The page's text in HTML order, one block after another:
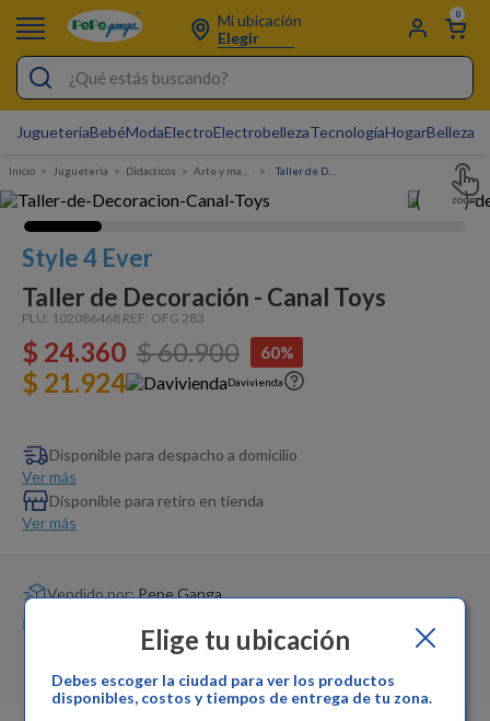
Mi ubicación
Elegir
0
¿Qué estás buscando?
JugueteriaBebéModaElectroElectrobellezaTecnologíaHogarBelleza
Elige tu ubicación
Debes escoger la ciudad para ver los productos
disponibles, costos y tiempos de entrega de tu zona.
Jugueteria Didacticos arte y manualidades
Style 4 Ever
Taller de Decoración - Canal Toys
PLU: 102086468 REF: OFG 283
$ 24.360 $60.900 60%
$ 21.924 Davivienda
Disponible para despacho a domicilio
Ver más
Disponible para retiro en tienda
Ver más
Vendido por:Pepe Ganga
Cambios y devoluciones:
Pepe Ganga
Pijamas
Electro
Figuras Toy Story
Carters
Silla Mecedora Bebé
Bebes
Cartas Pokemon
Dinosaurio Juguete